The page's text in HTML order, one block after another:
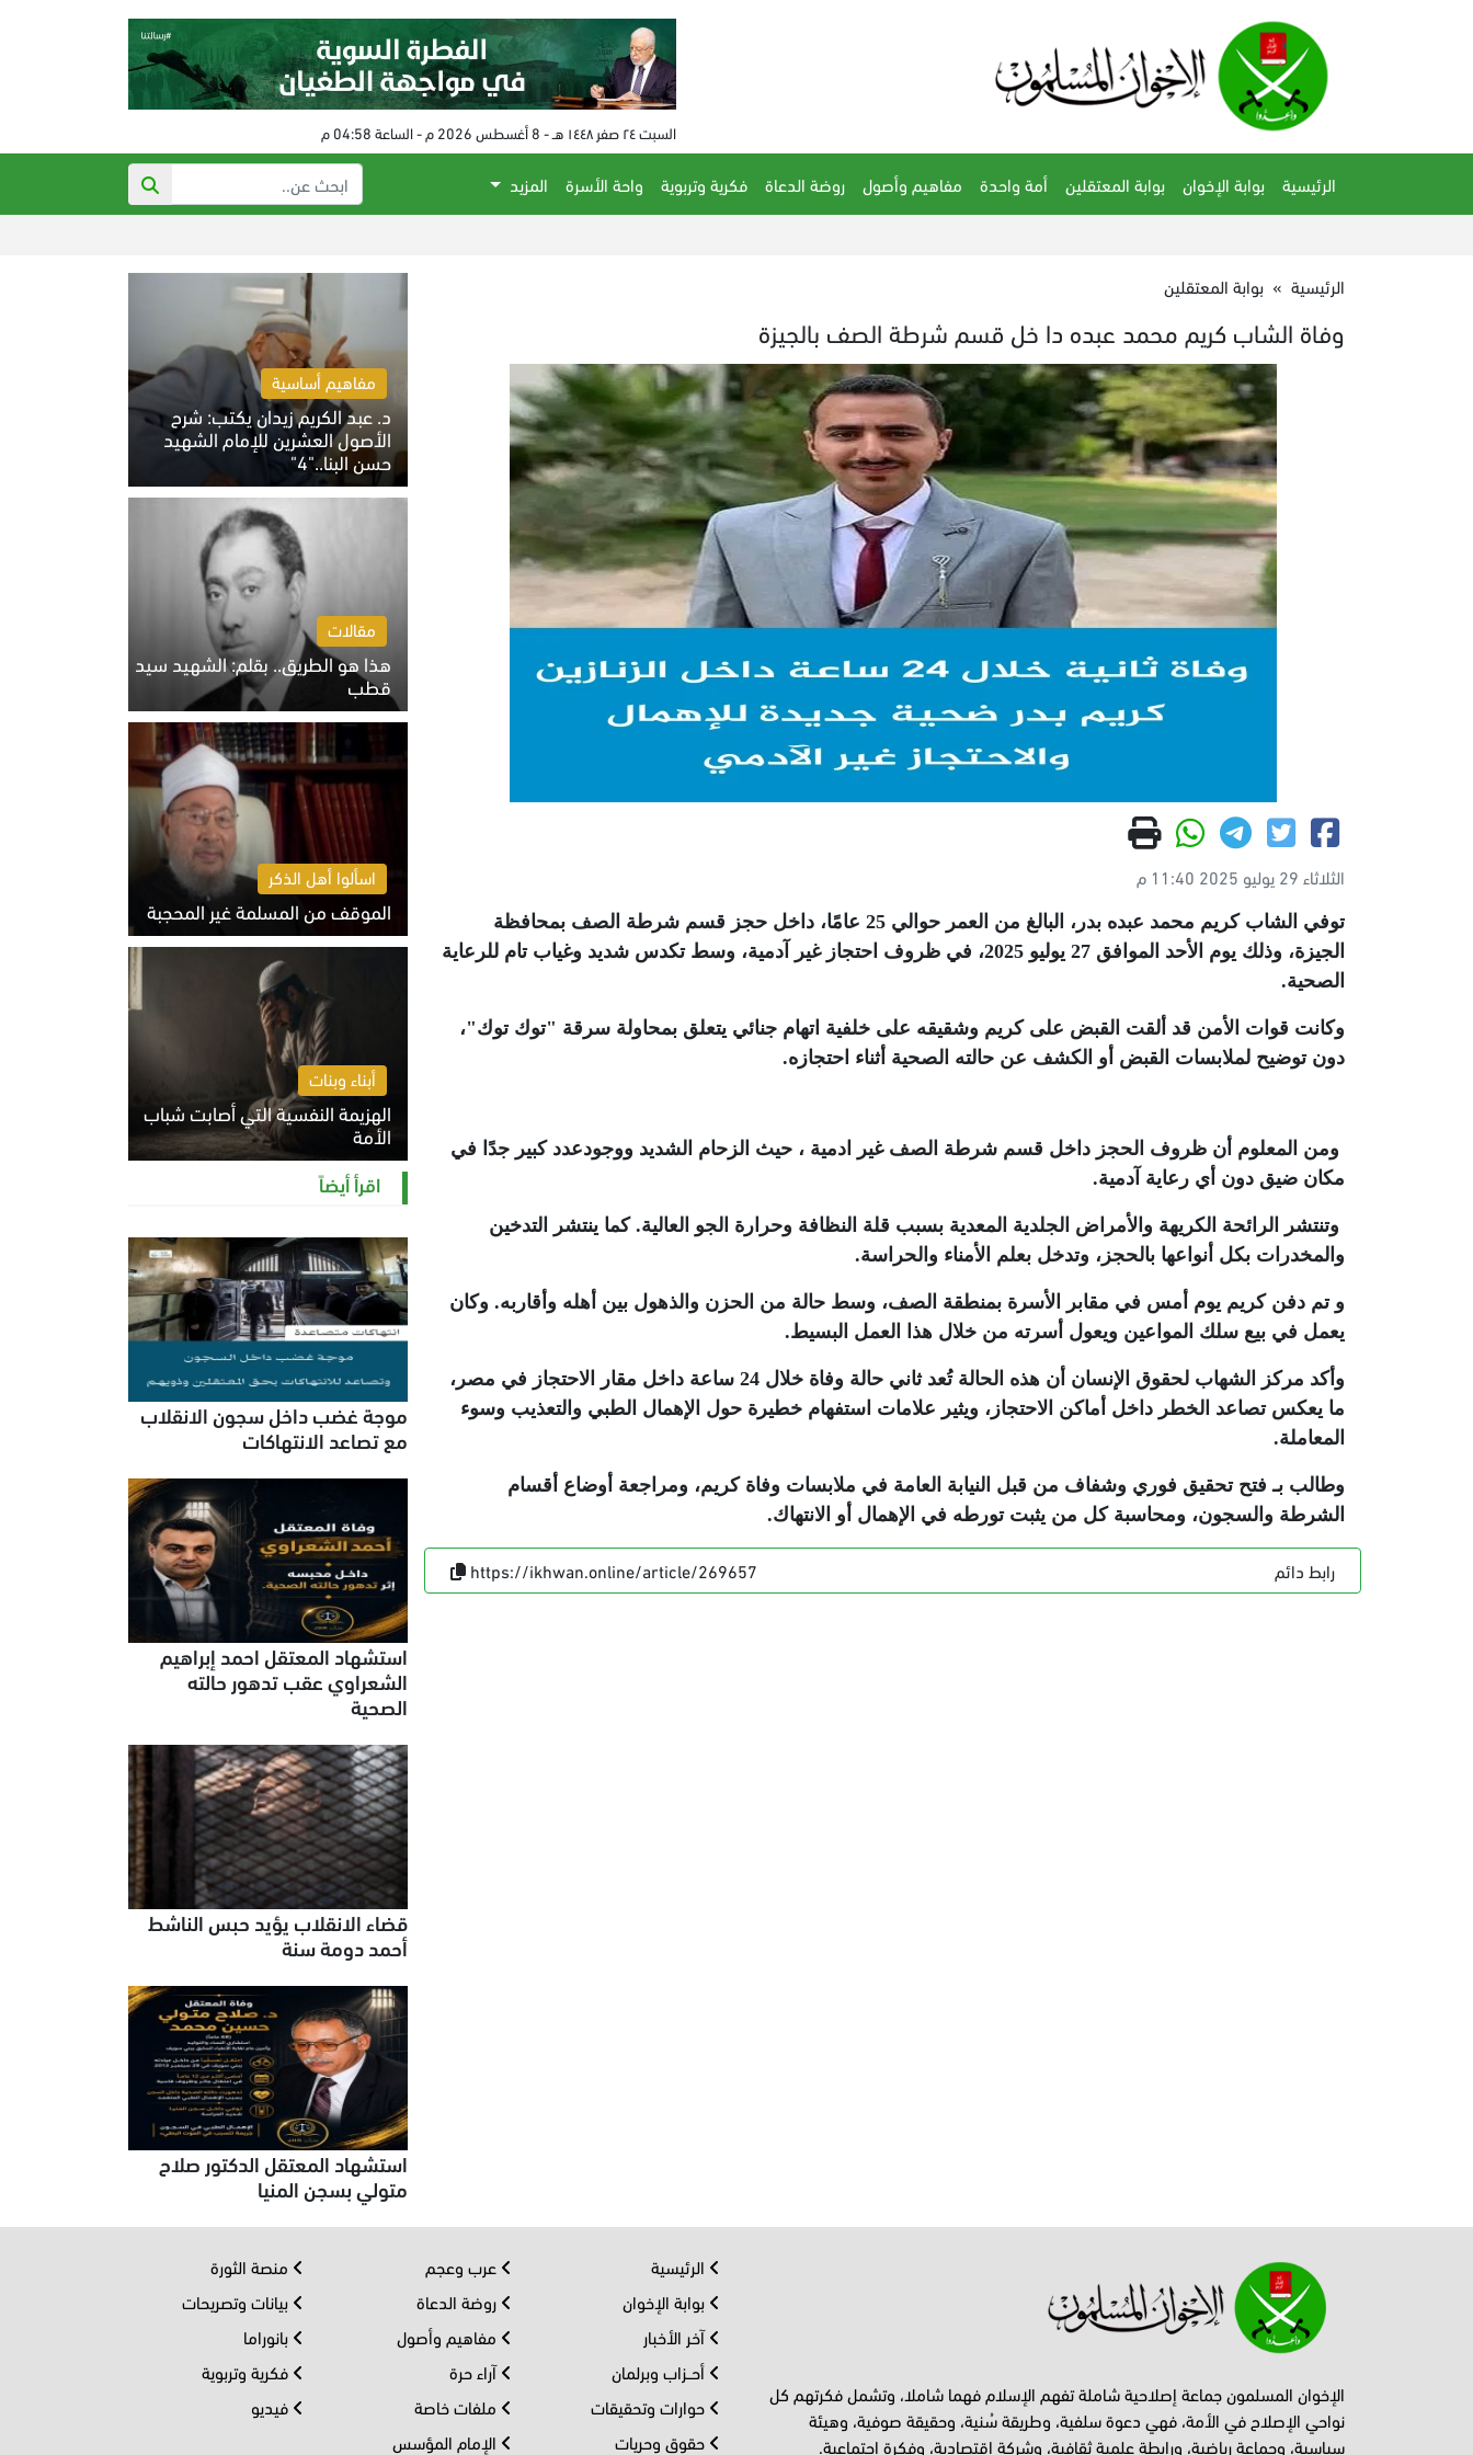
السبت ٢٤ صفر ١٤٤٨ هـ - 8 أغسطس 2026 م - الساعة 04:58 م
الرئيسية بوابة الإخوان بوابة المعتقلين أمة واحدة مفاهيم وأصول روضة الدعاة فكرية وتربوية واحة الأسرة
المزيد
الرئيسية » بوابة المعتقلين
وفاة الشاب كريم محمد عبده دا خل قسم شرطة الصف بالجيزة
الثلاثاء 29 يوليو 2025 11:40 م
توفي الشاب كريم محمد عبده بدر، البالغ من العمر حوالي 25 عامًا، داخل حجز قسم شرطة الصف بمحافظة
الجيزة، وذلك يوم الأحد الموافق 27 يوليو 2025، في ظروف احتجاز غير آدمية، وسط تكدس شديد وغياب تام للرعاية
الصحية.
وكانت قوات الأمن قد ألقت القبض على كريم وشقيقه على خلفية اتهام جنائي يتعلق بمحاولة سرقة "توك توك"،
دون توضيح لملابسات القبض أو الكشف عن حالته الصحية أثناء احتجازه.
ومن المعلوم أن ظروف الحجز داخل قسم شرطة الصف غير ادمية ، حيث الزحام الشديد ووجودعدد كبير جدًا في
مكان ضيق دون أي رعاية آدمية.
وتنتشر الرائحة الكريهة والأمراض الجلدية المعدية بسبب قلة النظافة وحرارة الجو العالية. كما ينتشر التدخين
والمخدرات بكل أنواعها بالحجز، وتدخل بعلم الأمناء والحراسة.
و تم دفن كريم يوم أمس في مقابر الأسرة بمنطقة الصف، وسط حالة من الحزن والذهول بين أهله وأقاربه. وكان
يعمل في بيع سلك المواعين ويعول أسرته من خلال هذا العمل البسيط.
وأكد مركز الشهاب لحقوق الإنسان أن هذه الحالة تُعد ثاني حالة وفاة خلال 24 ساعة داخل مقار الاحتجاز في مصر،
ما يعكس تصاعد الخطر داخل أماكن الاحتجاز، ويثير علامات استفهام خطيرة حول الإهمال الطبي والتعذيب وسوء
المعاملة.
وطالب بـ فتح تحقيق فوري وشفاف من قبل النيابة العامة في ملابسات وفاة كريم، ومراجعة أوضاع أقسام
الشرطة والسجون، ومحاسبة كل من يثبت تورطه في الإهمال أو الانتهاك.
رابط دائم https://ikhwan.online/article/269657
مفاهيم أساسية
د. عبد الكريم زيدان يكتب: شرح
الأصول العشرين للإمام الشهيد
حسن البنا.."4"
الخميس 6 أغسطس 2026 10:27 ص
مقالات
هذا هو الطريق.. بقلم: الشهيد سيد
قطب
الخميس 6 أغسطس 2026 10:52 ص
اسألوا أهل الذكر
الموقف من المسلمة غير المحجبة
الخميس 6 أغسطس 2026 10:45 ص
أبناء وبنات
الهزيمة النفسية التي أصابت شباب
الأمة
الخميس 6 أغسطس 2026 11:12 ص
اقرأ أيضاً
موجة غضب داخل سجون الانقلاب
مع تصاعد الانتهاكات
استشهاد المعتقل احمد إبراهيم
الشعراوي عقب تدهور حالته
الصحية
قضاء الانقلاب يؤيد حبس الناشط
أحمد دومة سنة
استشهاد المعتقل الدكتور صلاح
متولي بسجن المنيا
الإخوان المسلمون جماعة إصلاحية شاملة تفهم الإسلام فهما شاملا، وتشمل فكرتهم كل
نواحي الإصلاح في الأمة، فهي دعوة سلفية، وطريقة سُنية، وحقيقة صوفية، وهيئة
سياسية، وجماعة رياضية، ورابطة علمية ثقافية، وشركة اقتصادية، وفكرة اجتماعية.
الرئيسية
بوابة الإخوان
آخر الأخبار
أحــزاب وبرلمان
حوارات وتحقيقات
حقوق وحريات
عرب وعجم
روضة الدعاة
مفاهيم وأصول
آراء حرة
ملفات خاصة
الإمام المؤسس
منصة الثورة
بيانات وتصريحات
بانوراما
فكرية وتربوية
فيديو